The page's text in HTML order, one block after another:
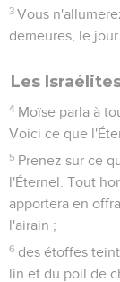
3 Vous
demeures, le jour
Les
4 Moïse parla à
Voici ce que
5 Prenez sur ce
l'Éternel. Tout
apportera en
l'airain ;
6 des étoffes
lin et du poil de